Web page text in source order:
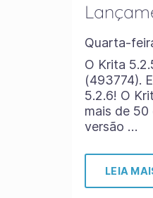
Quarta-
O Krita
(493774).
5.2.6! O
mais de
versão …
LEIA